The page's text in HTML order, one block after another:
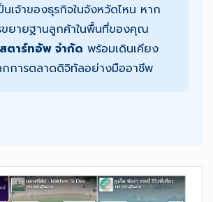
นเจ้าของธุรกิจในจังหวัดไหน หาก
ยายฐานลูกค้าในพื้นที่ของคุณ
ตาร์ทอัพ จำกัด พร้อมเดินเคียง
การตลาดดิจิทัลอย่างมืออาชีพ